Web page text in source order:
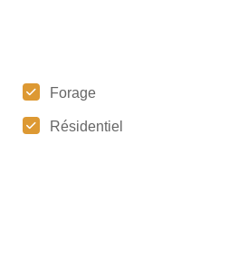
Forage
Résidentiel